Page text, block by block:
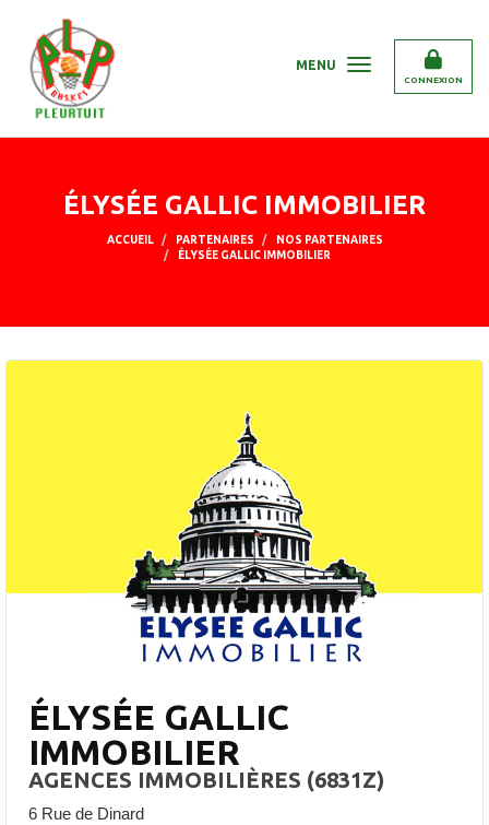
CONNEXION
MENU
ÉLYSÉE GALLIC IMMOBILIER
ACCUEIL PARTENAIRES
NOS PARTENAIRES
ÉLYSÉE GALLIC IMMOBILIER
ÉLYSÉE GALLIC
IMMOBILIER
AGENCES IMMOBILIÈRES (6831Z)
6 Rue de Dinard